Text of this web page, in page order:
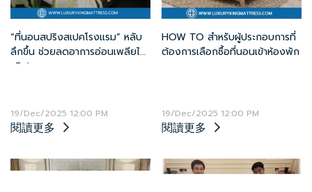
“ที่นอนสปริงสเปคโรงแรม” หลับ
ลึกขึ้น ช่วยลดอาการอ่อนเพลียได้
จริง!
19/Dec/2025 12:00 PM
閱讀更多
HOW TO สำหรับผู้ประกอบการที่
ต้องการเลือกซื้อที่นอนเข้าห้องพัก
19/Dec/2025 12:00 PM
閱讀更多